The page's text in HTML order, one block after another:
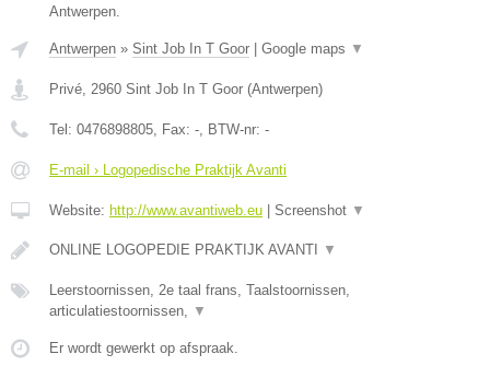
Antwerpen.
Antwerpen » Sint Job In T Goor | Google maps ▼
Privé 2960 Sint Job In T Goor (Antwerpen)
Tel: 0476898805 , Fax: - , BTW-nr: -
E-mail › Logopedische Praktijk Avanti
Website: http://www.avantiweb.eu | Screenshot ▼
ONLINE LOGOPEDIE PRAKTIJK AVANTI ▼
Leerstoornissen, 2e taal frans, Taalstoornissen,
articulatiestoornissen,
▼
Er wordt gewerkt op afspraak.